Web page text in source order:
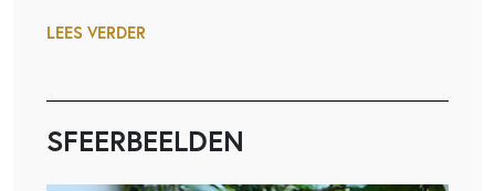
LEES VERDER
SFEERBEELDEN